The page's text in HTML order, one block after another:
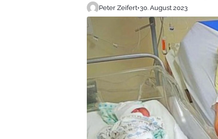
Peter Zeifert•30. August 2023